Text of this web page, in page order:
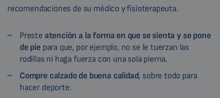
recomendaciones de su médico y fisioterapeuta.
Preste atención a la forma en que se sienta y se pone
de piepara que, por ejemplo, no se le tuerzan las
rodillas ni haga fuerza con una sola pierna.
Compre calzado de buena calidad, sobre todo para
hacer deporte.